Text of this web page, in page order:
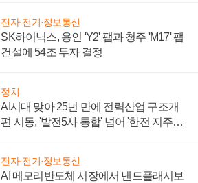
전자·전기·정보통신
SK하이닉스, 용인 'Y2' 팹과 청주 'M17' 팹
건설에 54조 투자 결정
정치
AI시대 맞아 25년 만에 전력산업 구조개
편 시동, '발전5사 통합' 넘어 '한전 지주사'
전자·전기·정보통신
AI 메모리반도체 시장에서 낸드플래시보